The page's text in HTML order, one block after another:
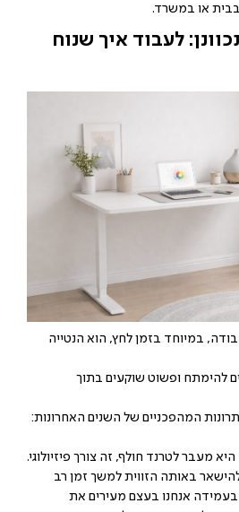
או במשרד.
לעבוד איך שנוח
במיוחד בזמן לחץ, הוא הנטייה
להימתח ופשוט שוקעים בתוך
המהפכניים של השנים האחרונות:
מעבר לטרנד חולף, זה צורך פיזיולוגי.
באותה הזווית למשך זמן רב
בעמידה אנחנו בעצם מעירים את